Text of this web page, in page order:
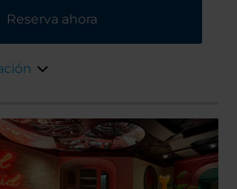
para ocio y negocios
alberga el único
Reserva ahora